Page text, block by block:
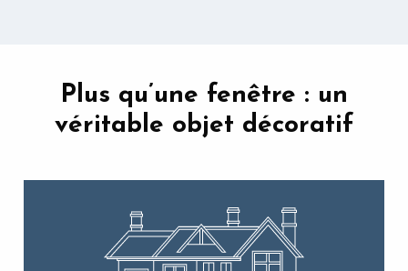
Plus qu’une fenêtre : un
véritable objet décoratif